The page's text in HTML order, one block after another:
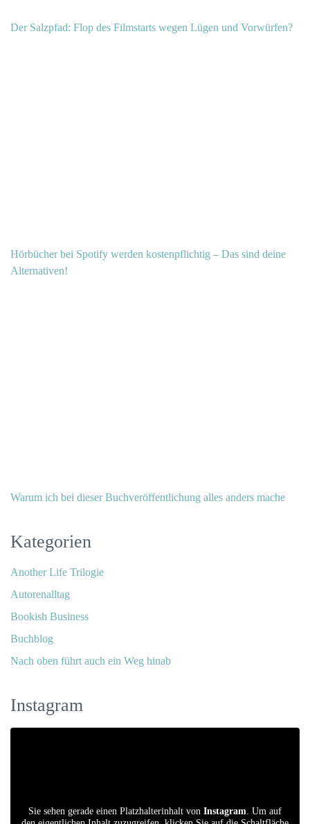
Der Salzpfad: Flop des Filmstarts wegen Lügen und Vorwürfen?
Hörbücher bei Spotify werden kostenpflichtig – Das sind deine
Alternativen!
Warum ich bei dieser Buchveröffentlichung alles anders mache
Kategorien
Another Life Trilogie
Autorenalltag
Bookish Business
Buchblog
Nach oben führt auch ein Weg hinab
Instagram
Sie sehen gerade einen Platzhalterinhalt von Instagram . Um auf